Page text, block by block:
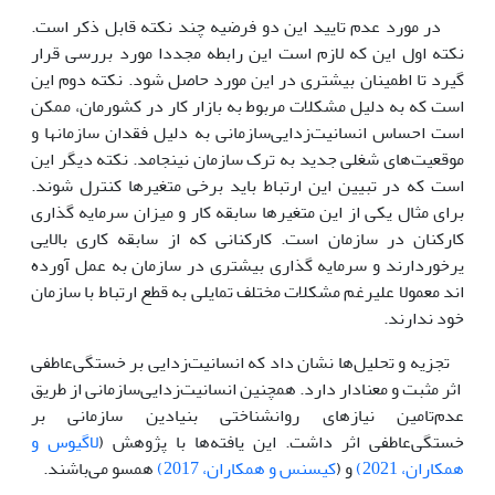
در مورد عدم تایید این دو فرضیه چند نکته قابل ذکر است.
نکته اول این که لازم است این رابطه مجددا مورد بررسی قرار
گیرد تا اطمینان بیشتری در این مورد حاصل شود. نکته دوم این
است که به دلیل مشکلات مربوط به بازار کار در کشورمان، ممکن
است احساس انسانیت‌زدایی‌سازمانی به دلیل فقدان سازمانها و
موقعیت‌های شغلی جدید به ترک سازمان نینجامد. نکته دیگر این
است که در تبیین این ارتباط باید برخی متغیرها کنترل شوند.
برای مثال یکی از این متغیرها سابقه کار و میزان سرمایه گذاری
کارکنان در سازمان است. کارکنانی که از سابقه کاری بالایی
یرخوردارند و سرمایه گذاری بیشتری در سازمان به عمل آورده
اند معمولا علیرغم مشکلات مختلف تمایلی به قطع ارتباط با سازمان
خود ندارند.
تجزیه و تحلیل‌ها نشان داد که انسانیت‌زدایی بر خستگی‌عاطفی
اثر مثبت و معنادار دارد. همچنین انسانیت‌زدایی‌سازمانی از طریق
عدم‌تامین نیاز‌های روانشناختی بنیادین سازمانی بر
خستگی‌عاطفی اثر داشت. این یافته‌ها با پژوهش (لاگیوس و
همکاران، 2021)
و (کیسنس و همکاران، 2017) همسو ‌می‌باشند.